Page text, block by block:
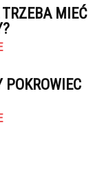
MIEĆ
POKROWIEC